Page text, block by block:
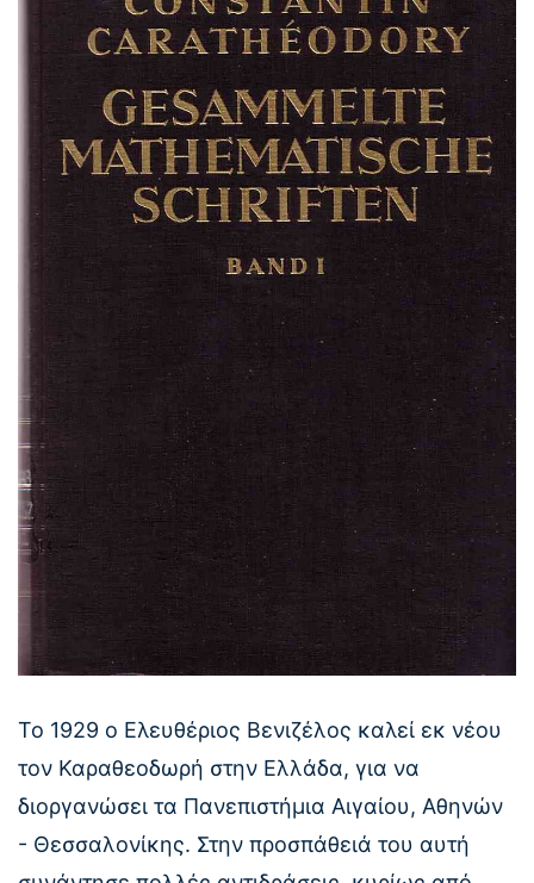
Το 1929 ο Ελευθέριος Βενιζέλος καλεί εκ νέου
τον Καραθεοδωρή στην Ελλάδα, για να
διοργανώσει τα Πανεπιστήμια Αιγαίου, Αθηνών
- Θεσσαλονίκης. Στην προσπάθειά του αυτή